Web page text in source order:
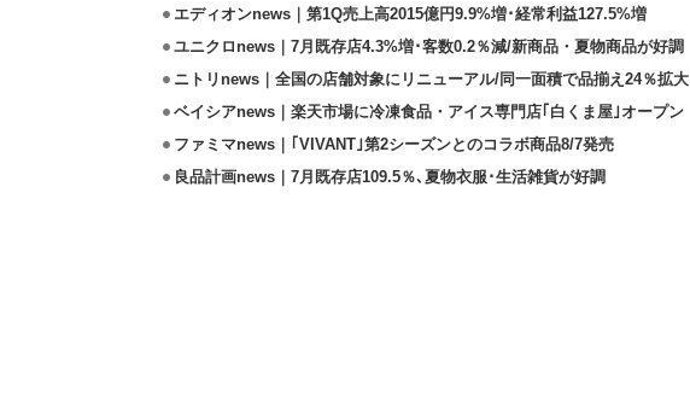
エディオンnews｜第1Q売上高2015億円9.9%増･経常利益127.5%増
ユニクロnews｜7月既存店4.3%増･客数0.2％減/新商品・夏物商品が好調
ニトリnews｜全国の店舗対象にリニューアル/同一面積で品揃え24％拡大
ベイシアnews｜楽天市場に冷凍食品・アイス専門店｢白くま屋｣オープン
ファミマnews｜｢VIVANT｣第2シーズンとのコラボ商品8/7発売
良品計画news｜7月既存店109.5％､夏物衣服･生活雑貨が好調